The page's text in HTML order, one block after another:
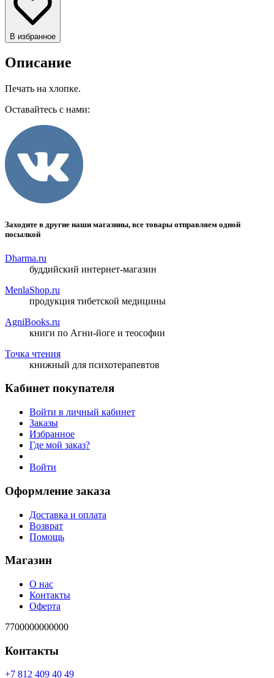
В избранное
Описание
Печать на хлопке.
Оставайтесь с нами:
Заходите в другие наши магазины, все товары отправляем одной
посылкой
Dharma.ru
буддийский интернет-магазин
MenlaShop.ru
продукция тибетской медицины
AgniBooks.ru
книги по Агни-йоге и теософии
Точка чтения
книжный для психотерапевтов
Кабинет покупателя
Войти в личный кабинет
Заказы
Избранное
Где мой заказ?
Войти
Оформление заказа
Доставка и оплата
Возврат
Помощь
Магазин
О нас
Контакты
Оферта
7700000000000
Контакты
94 04 904 218 7+